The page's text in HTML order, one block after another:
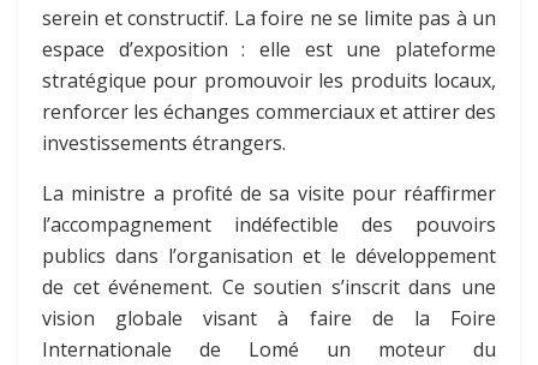
serein et constructif. La foire ne se limite pas à un
espace d’exposition : elle est une plateforme
stratégique pour promouvoir les produits locaux,
renforcer les échanges commerciaux et attirer des
investissements étrangers.
La ministre a profité de sa visite pour réaffirmer
l’accompagnement indéfectible des pouvoirs
publics dans l’organisation et le développement
de cet événement. Ce soutien s’inscrit dans une
vision globale visant à faire de la Foire
Internationale de Lomé un moteur du